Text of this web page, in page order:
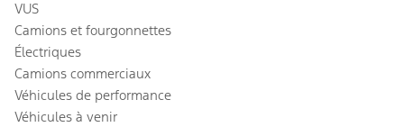
VUS
Camions et fourgonnettes
Électriques
Camions commerciaux
Véhicules de performance
Véhicules à venir